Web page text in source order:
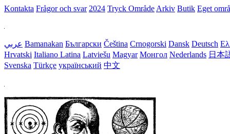
Kontakta Frågor och svar 2024 Tryck Område Arkiv Butik Eget
عربي Bamanakan Български Čeština Crnogorski Dansk Deutsch
Hrvatski Italiano Latina Latviešu Magyar Монгол Nederlands 日本
Svenska Türkçe український 中文